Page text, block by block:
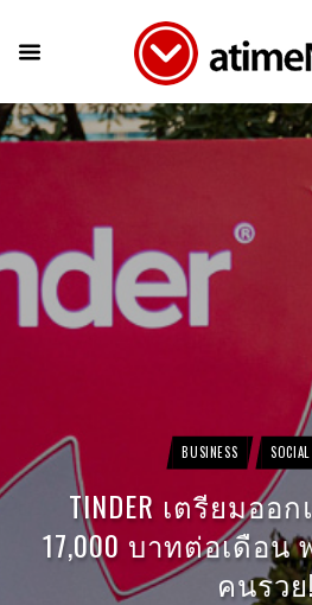
BUSINESS
TINDER เตรียมออ
17,000 บาทต่อเดือ
คนรว